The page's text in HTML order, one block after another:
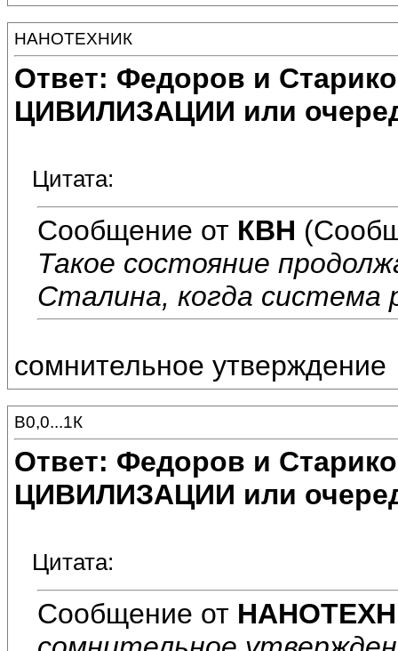
НАНОТЕХНИК
Ответ: Федоров и
ЦИВИЛИЗАЦИИ или
Цитата:
Сообщение от КВН
Такое состояние
Сталина, когда система
сомнительное утверждение
В0,0...1К
Ответ: Федоров и
ЦИВИЛИЗАЦИИ или
Цитата:
Сообщение от